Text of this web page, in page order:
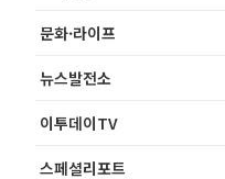
문화·라이프
뉴스발전소
이투데이TV
스페셜리포트